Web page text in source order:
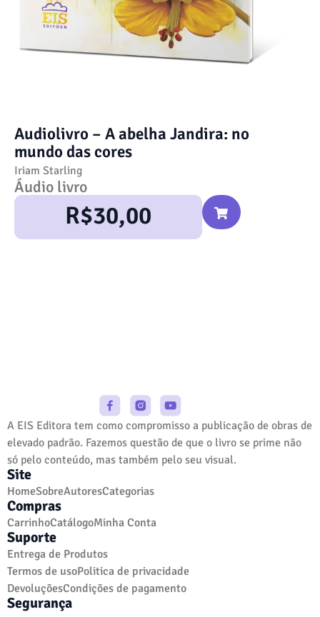
Audiolivro – A abelha Jandira: no
mundo das cores
Iriam Starling
Áudio livro
R$30,00
A EIS Editora tem como compromisso a publicação de obras de
elevado padrão. Fazemos questão de que o livro se prime não
só pelo conteúdo, mas também pelo seu visual.
Site
HomeSobreAutoresCategorias
Compras
CarrinhoCatálogoMinha Conta
Suporte
Entrega de Produtos
Termos de usoPolitica de privacidade
DevoluçõesCondições de pagamento
Segurança